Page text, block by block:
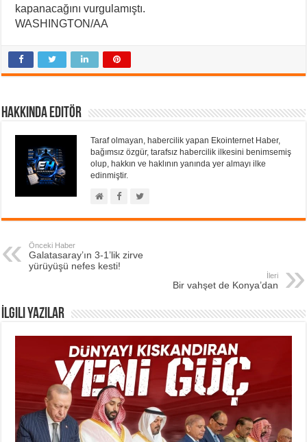
kapanacağını vurgulamıştı.
WASHINGTON/AA
Hakkında Editör
Taraf olmayan, habercilik yapan Ekointernet Haber,
bağımsız özgür, tarafsız habercilik ilkesini benimsemiş
olup, hakkın ve haklının yanında yer almayı ilke
edinmiştir.
Önceki Haber
Galatasaray’ın 3-1’lik zirve
yürüyüşü nefes kesti!
İleri
Bir vahşet de Konya’dan
İlgili Yazılar